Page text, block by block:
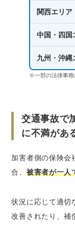
関西エリア
中国・四国
九州・沖縄
※一部の法律事務
交通事故で
に不満があ
加害者側の保険会
合、 被害者が一人
状況に応じて適切
改善されたり、補